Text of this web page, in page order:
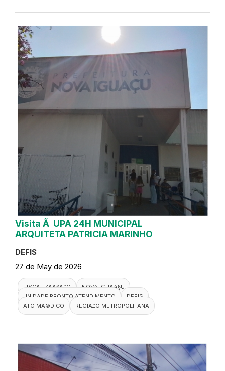
Visita Ã UPA 24H MUNICIPAL
ARQUITETA PATRICIA MARINHO
DEFIS
27 de May de 2026
FISCALIZAÃ§Ã£O
NOVA IGUAÃ§U
UNIDADE PRONTO ATENDIMENTO
DEFIS
ATO MÃ©DICO
REGIÃ£O METROPOLITANA